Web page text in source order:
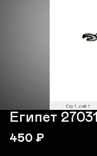
Египет 27031
450 ₽